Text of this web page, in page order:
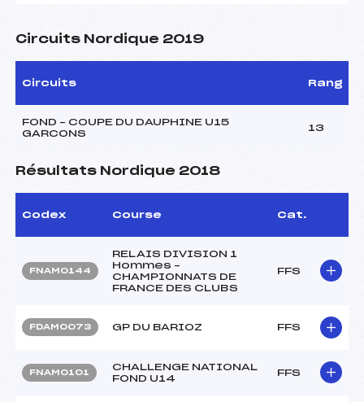
Circuits Nordique 2019
Circuits Rang
FOND – COUPE DU DAUPHINE U15
GARCONS
13
Résultats Nordique 2018
Codex Course Cat.
FNAM0144
RELAIS DIVISION 1
Hommes –
CHAMPIONNATS DE
FRANCE DES CLUBS
FFS
FDAM0073 GP DU BARIOZ FFS
FNAM0101
CHALLENGE NATIONAL
FOND U14
FFS